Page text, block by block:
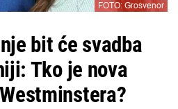
FOTO: Grosvenor
bit će svadba
Tko je nova